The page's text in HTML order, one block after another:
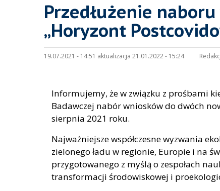
Przedłużenie
„Horyzont
19.07.2021 - 14:51 aktualizacja 21.01.2022 - 15:24
Informujemy, że w związku z prośbami
Badawczej nabór wniosków do dwóch
sierpnia 2021 roku.
Najważniejsze współczesne wyzwania
zielonego ładu w regionie, Europie i na
przygotowanego z myślą o zespołach
transformacji środowiskowej i